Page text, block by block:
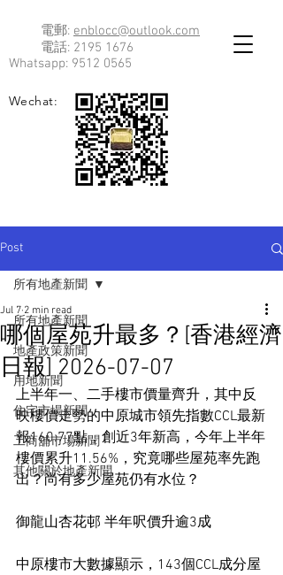
電郵: enblocc@outlook.com
電話: 2195 1676
Whatsapp: 9512 0565
Wechat:
Post
所有地產新聞
地產政策新聞
用地新聞
住宅市場新聞
工商舖市場新聞
其他關於地產新聞
所有地產新聞
哪個屋苑升最多？[香港經濟
日報] 2026-07-07
Jul 7 2 min read
上半年一、二手樓市價量齊升，其中反
映樓價走勢的中原城市領先指數CCL最新
報160.77點，創近3年新高，今年上半年
樓價累升11.56%，究竟哪些屋苑率先跑
出？尚有多少屋苑仍有水位？
御龍山杏花邨 半年呎價升逾3成
中原樓市大數據顯示，143個CCL成分屋